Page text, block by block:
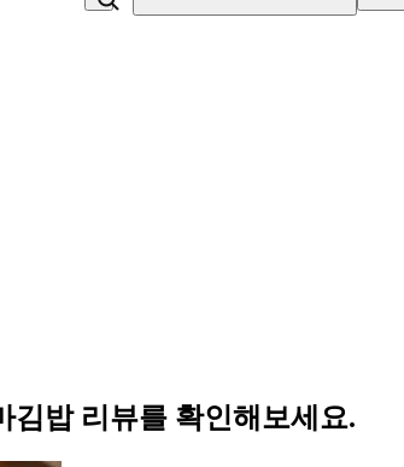
김밥 리뷰를 확인해보세요.